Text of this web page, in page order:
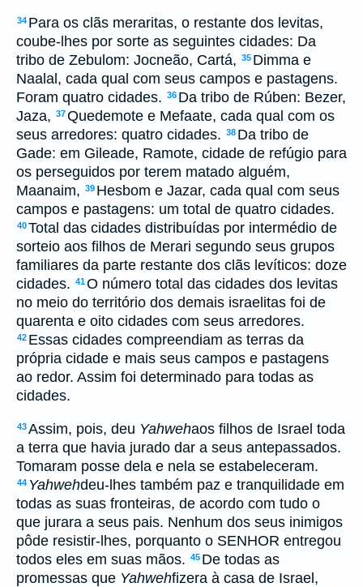
34 Para os clãs meraritas, o restante dos levitas,
coube-lhes por sorte as seguintes cidades: Da
tribo de Zebulom: Jocneão, Cartá, 35 Dimma e
Naalal, cada qual com seus campos e pastagens.
Foram quatro cidades. 36 Da tribo de Rúben: Bezer,
Jaza, 37Quedemote e Mefaate, cada qual com os
seus arredores: quatro cidades. 38 Da tribo de
Gade: em Gileade, Ramote, cidade de refúgio para
os perseguidos por terem matado alguém,
Maanaim, 39 Hesbom e Jazar, cada qual com seus
campos e pastagens: um total de quatro cidades.
40Total das cidades distribuídas por intermédio de
sorteio aos filhos de Merari segundo seus grupos
familiares da parte restante dos clãs levíticos: doze
cidades. 41O número total das cidades dos levitas
no meio do território dos demais israelitas foi de
quarenta e oito cidades com seus arredores.
42 Essas cidades compreendiam as terras da
própria cidade e mais seus campos e pastagens
ao redor. Assim foi determinado para todas as
cidades.
43Assim, pois, deu Yahwehaos filhos de Israel toda
a terra que havia jurado dar a seus antepassados.
Tomaram posse dela e nela se estabeleceram.
44 Yahwehdeu-lhes também paz e tranquilidade em
todas as suas fronteiras, de acordo com tudo o
que jurara a seus pais. Nenhum dos seus inimigos
pôde resistir-lhes, porquanto o SENHOR entregou
todos eles em suas mãos. 45 De todas as
promessas que Yahwehfizera à casa de Israel,